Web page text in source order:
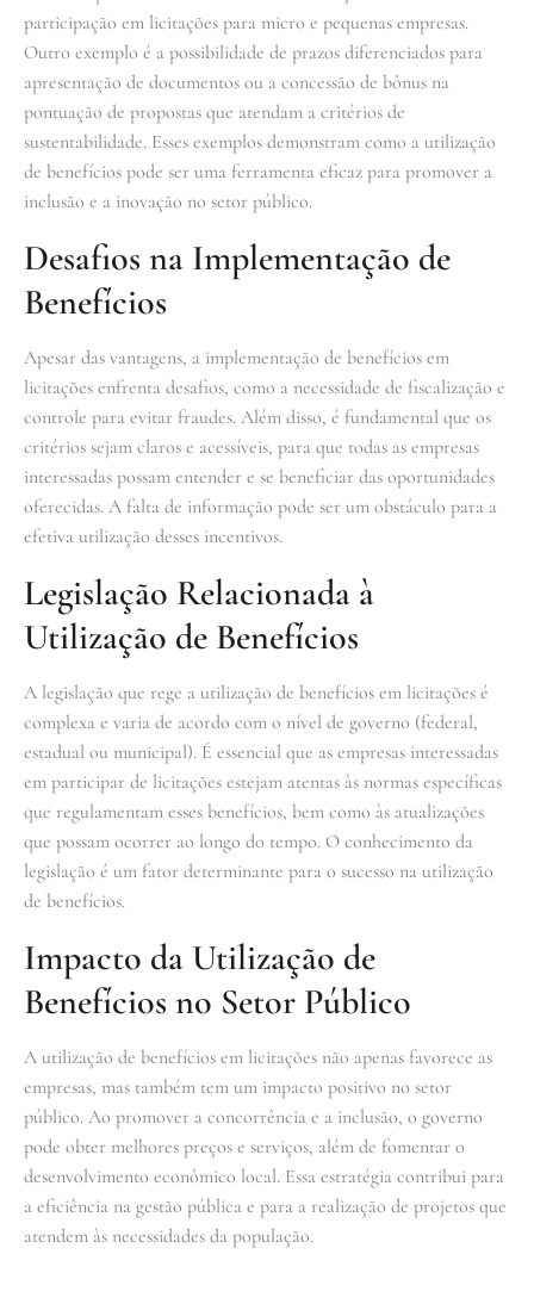
participação em licitações para micro e pequenas empresas.
Outro exemplo é a possibilidade de prazos diferenciados para
apresentação de documentos ou a concessão de bônus na
pontuação de propostas que atendam a critérios de
sustentabilidade. Esses exemplos demonstram como a utilização
de benefícios pode ser uma ferramenta eficaz para promover a
inclusão e a inovação no setor público.
Desafios na Implementação de
Benefícios
Apesar das vantagens, a implementação de benefícios em
licitações enfrenta desafios, como a necessidade de fiscalização e
controle para evitar fraudes. Além disso, é fundamental que os
critérios sejam claros e acessíveis, para que todas as empresas
interessadas possam entender e se beneficiar das oportunidades
oferecidas. A falta de informação pode ser um obstáculo para a
efetiva utilização desses incentivos.
Legislação Relacionada à
Utilização de Benefícios
A legislação que rege a utilização de benefícios em licitações é
complexa e varia de acordo com o nível de governo (federal,
estadual ou municipal). É essencial que as empresas interessadas
em participar de licitações estejam atentas às normas específicas
que regulamentam esses benefícios, bem como às atualizações
que possam ocorrer ao longo do tempo. O conhecimento da
legislação é um fator determinante para o sucesso na utilização
de benefícios.
Impacto da Utilização de
Benefícios no Setor Público
A utilização de benefícios em licitações não apenas favorece as
empresas, mas também tem um impacto positivo no setor
público. Ao promover a concorrência e a inclusão, o governo
pode obter melhores preços e serviços, além de fomentar o
desenvolvimento econômico local. Essa estratégia contribui para
a eficiência na gestão pública e para a realização de projetos que
atendem às necessidades da população.